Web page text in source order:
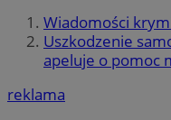
Wiadomości
Uszkodzenie
apeluje o pomoc
reklama